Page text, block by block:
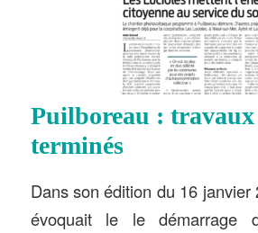
Puilboreau : travaux
terminés
Dans son édition du 16 janvier
évoquait le le démarrage